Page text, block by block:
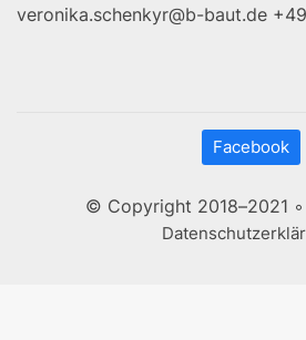
veronika.schenkyr@b-baut.de
Facebook
© Copyright 2018–2021 ◦